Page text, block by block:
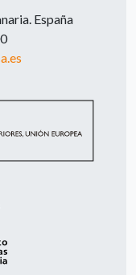
España